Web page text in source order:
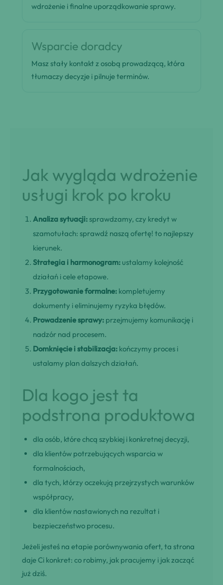
wdrożenie i finalne uporządkowanie sprawy.
Wsparcie doradcy
Masz stały kontakt z osobą prowadzącą, która
tłumaczy decyzje i pilnuje terminów.
Jak wygląda wdrożenie
usługi krok po kroku
Analiza sytuacji: sprawdzamy, czy kredyt w
szamotułach: sprawdź naszą ofertę! to najlepszy
kierunek.
Strategia i harmonogram: ustalamy kolejność
działań i cele etapowe.
Przygotowanie formalne: kompletujemy
dokumenty i eliminujemy ryzyka błędów.
Prowadzenie sprawy: przejmujemy komunikację i
nadzór nad procesem.
Domknięcie i stabilizacja: kończymy proces i
ustalamy plan dalszych działań.
Dla kogo jest ta
podstrona produktowa
dla osób, które chcą szybkiej i konkretnej decyzji,
dla klientów potrzebujących wsparcia w
formalnościach,
dla tych, którzy oczekują przejrzystych warunków
współpracy,
dla klientów nastawionych na rezultat i
bezpieczeństwo procesu.
Jeżeli jesteś na etapie porównywania ofert, ta strona
daje Ci konkret: co robimy, jak pracujemy i jak zacząć
już dziś.